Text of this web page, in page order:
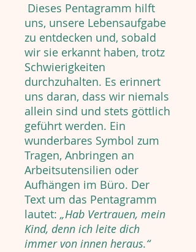
Dieses Pentagramm hilft
uns, unsere Lebensaufgabe
zu entdecken und, sobald
wir sie erkannt haben, trotz
Schwierigkeiten
durchzuhalten. Es erinnert
uns daran, dass wir niemals
allein sind und stets göttlich
geführt werden. Ein
wunderbares Symbol zum
Tragen, Anbringen an
Arbeitsutensilien oder
Aufhängen im Büro. Der
Text um das Pentagramm
lautet: „Hab Vertrauen, mein
Kind, denn ich leite dich
immer von innen heraus.“